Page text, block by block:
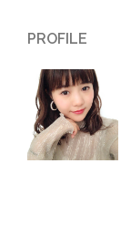
PROFILE